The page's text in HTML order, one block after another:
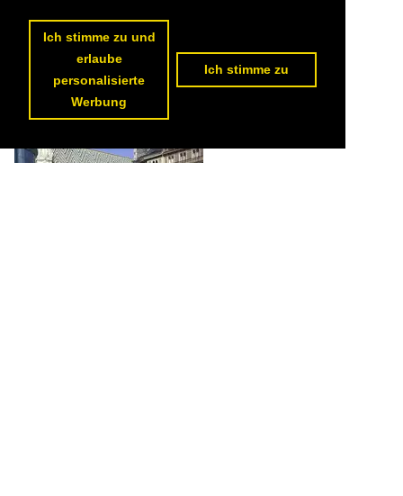
Schloss Schönbrunn in Wien am 09.07.2015 
Österreich / Wien / Wien
424 1200x756 Px, 06.01.2017
Ich stimme zu und
erlaube
personalisierte
Werbung
Ich stimme zu